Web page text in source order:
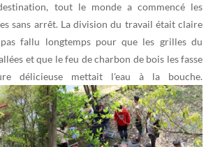
tout le monde a commencé les
sans arrêt. La division du travail était claire
fallu longtemps pour que les grilles du
et que le feu de charbon de bois les fasse
délicieuse mettait l'eau à la bouche.